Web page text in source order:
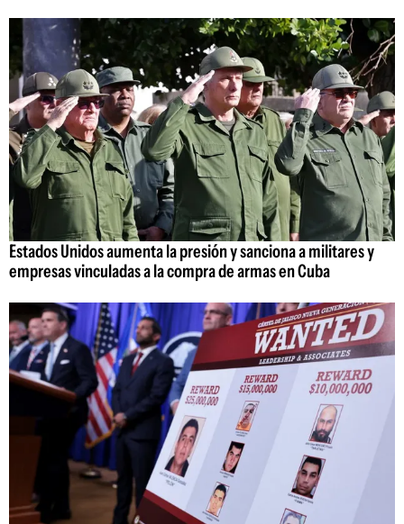
Estados Unidos aumenta la presión y sanciona a militares y
empresas vinculadas a la compra de armas en Cuba